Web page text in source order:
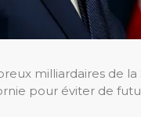
milliardaires de
pour éviter de